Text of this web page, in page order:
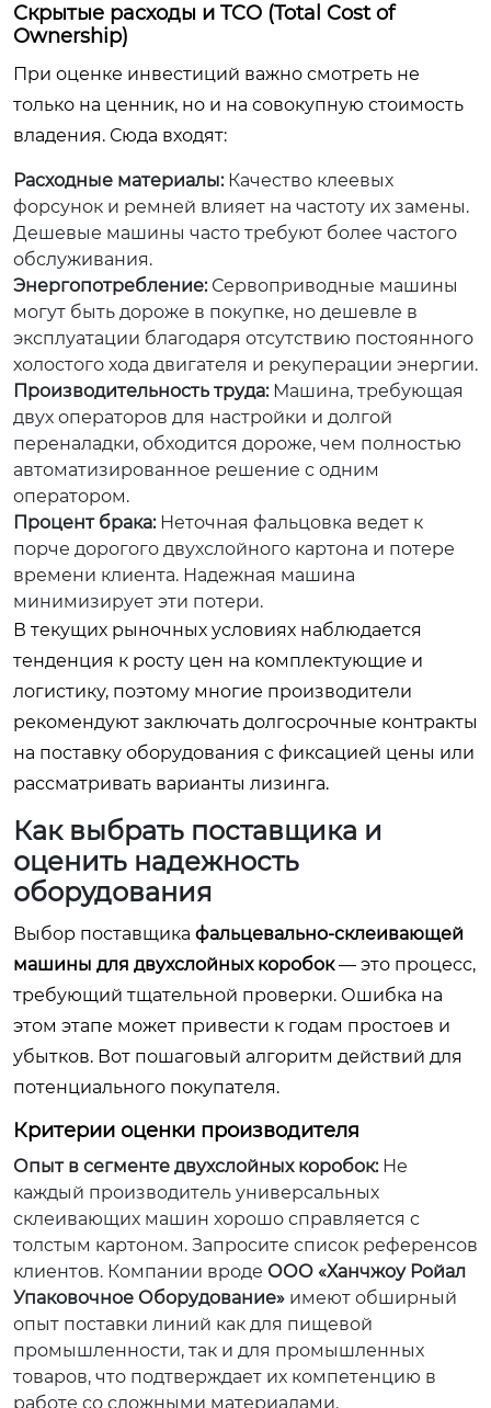
Скрытые расходы и TCO (Total Cost of
Ownership)
При оценке инвестиций важно смотреть не
только на ценник, но и на совокупную стоимость
владения. Сюда входят:
Расходные материалы:Качество клеевых
форсунок и ремней влияет на частоту их замены.
Дешевые машины часто требуют более частого
обслуживания.
Энергопотребление:Сервоприводные машины
могут быть дороже в покупке, но дешевле в
эксплуатации благодаря отсутствию постоянного
холостого хода двигателя и рекуперации энергии.
Производительность труда:Машина, требующая
двух операторов для настройки и долгой
переналадки, обходится дороже, чем полностью
автоматизированное решение с одним
оператором.
Процент брака:Неточная фальцовка ведет к
порче дорогого двухслойного картона и потере
времени клиента. Надежная машина
минимизирует эти потери.
В текущих рыночных условиях наблюдается
тенденция к росту цен на комплектующие и
логистику, поэтому многие производители
рекомендуют заключать долгосрочные контракты
на поставку оборудования с фиксацией цены или
рассматривать варианты лизинга.
Как выбрать поставщика и
оценить надежность
оборудования
Выбор поставщика фальцевально-склеивающей
машины для двухслойных коробок— это процесс,
требующий тщательной проверки. Ошибка на
этом этапе может привести к годам простоев и
убытков. Вот пошаговый алгоритм действий для
потенциального покупателя.
Критерии оценки производителя
Опыт в сегменте двухслойных коробок:Не
каждый производитель универсальных
склеивающих машин хорошо справляется с
толстым картоном. Запросите список референсов
клиентов. Компании вроде ООО «Ханчжоу Ройал
Упаковочное Оборудование» имеют обширный
опыт поставки линий как для пищевой
промышленности, так и для промышленных
товаров, что подтверждает их компетенцию в
работе со сложными материалами.